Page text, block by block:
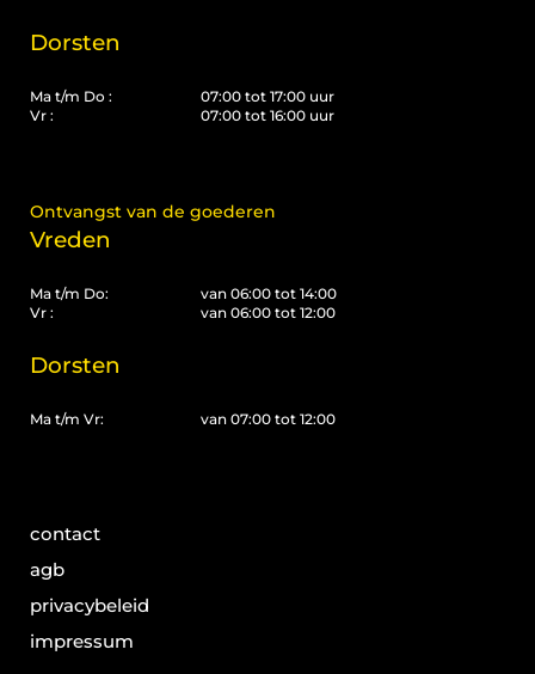
Dorsten
Ma t/m Do :
Vr :
07:00 tot 17:00 uur
07:00 tot 16:00 uur
Ontvangst van de goederen
Vreden
Ma t/m Do:
Vr :
van 06:00 tot 14:00
van 06:00 tot 12:00
Dorsten
Ma t/m Vr: van 07:00 tot 12:00
contact
agb
privacybeleid
impressum